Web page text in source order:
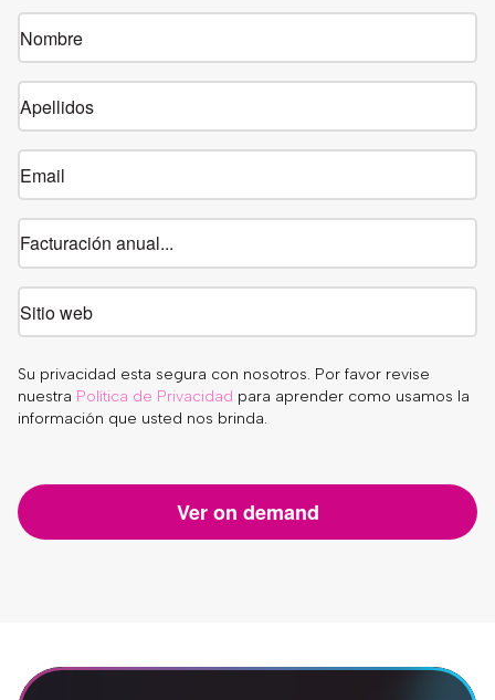
Su privacidad esta segura con nosotros. Por favor revise
nuestra Política de Privacidad para aprender como usamos la
información que usted nos brinda.
Ver on demand